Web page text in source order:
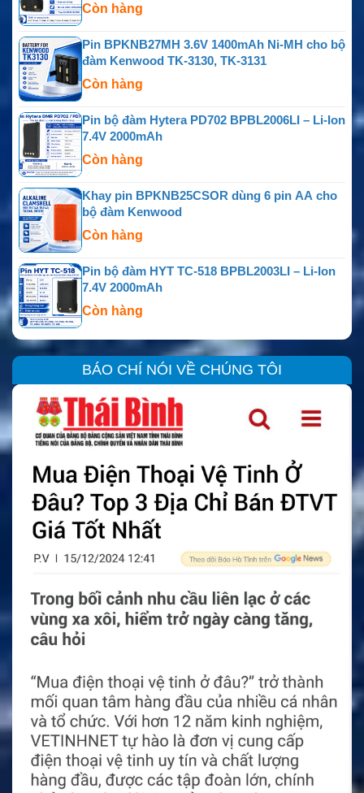
Còn hàng
Pin BPKNB27MH 3.6V 1400mAh Ni-MH cho bộ
đàm Kenwood TK-3130, TK-3131
Còn hàng
Pin bộ đàm Hytera PD702 BPBL2006LI – Li-Ion
7.4V 2000mAh
Còn hàng
Khay pin BPKNB25CSOR dùng 6 pin AA cho
bộ đàm Kenwood
Còn hàng
Pin bộ đàm HYT TC-518 BPBL2003LI – Li-Ion
7.4V 2000mAh
Còn hàng
BÁO CHÍ NÓI VỀ CHÚNG TÔI